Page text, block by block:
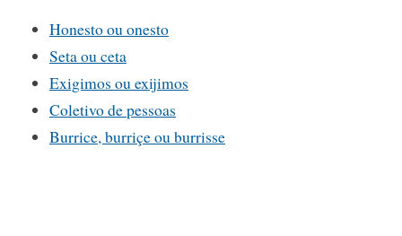
Honesto ou onesto
Seta ou ceta
Exigimos ou exijimos
Coletivo de pessoas
Burrice, burriçe ou burrisse